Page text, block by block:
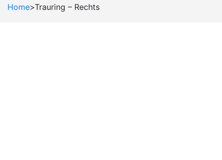
Home>Trauring – Rechts